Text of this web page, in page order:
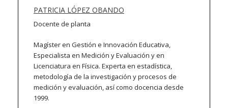
PATRICIA LÓPEZ OBANDO
Docente de planta
Magíster en Gestión e Innovación Educativa,
Especialista en Medición y Evaluación y en
Licenciatura en Física. Experta en estadística,
metodología de la investigación y procesos de
medición y evaluación, así como docencia desde
1999.